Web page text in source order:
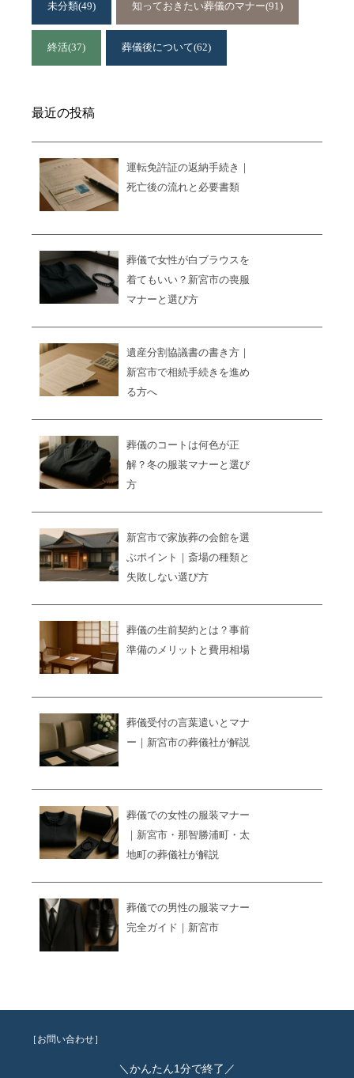
未分類(49) 知っておきたい葬儀のマナー(91)
終活(37) 葬儀後について(62)
最近の投稿
運転免許証の返納手続き｜
死亡後の流れと必要書類
葬儀で女性が白ブラウスを
着てもいい？新宮市の喪服
マナーと選び方
遺産分割協議書の書き方｜
新宮市で相続手続きを進め
る方へ
葬儀のコートは何色が正
解？冬の服装マナーと選び
方
新宮市で家族葬の会館を選
ぶポイント｜斎場の種類と
失敗しない選び方
葬儀の生前契約とは？事前
準備のメリットと費用相場
葬儀受付の言葉遣いとマナ
ー｜新宮市の葬儀社が解説
葬儀での女性の服装マナー
｜新宮市・那智勝浦町・太
地町の葬儀社が解説
葬儀での男性の服装マナー
完全ガイド｜新宮市
［お問い合わせ］
＼かんたん1分で終了／